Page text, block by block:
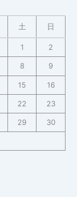
土 日
1 2
8 9
15 16
22 23
29 30